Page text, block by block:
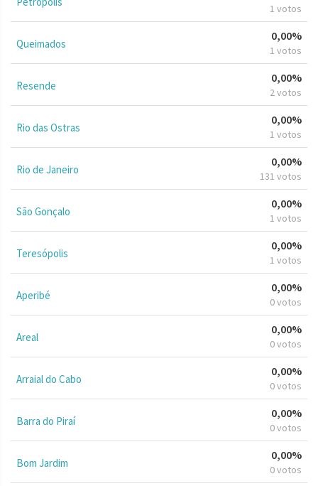
1 votos
Queimados
0,00%
1 votos
Resende
0,00%
2 votos
Rio das Ostras
0,00%
1 votos
Rio de Janeiro
0,00%
131 votos
São Gonçalo
0,00%
1 votos
Teresópolis
0,00%
1 votos
Aperibé
0,00%
0 votos
Areal
0,00%
0 votos
Arraial do Cabo
0,00%
0 votos
Barra do Piraí
0,00%
0 votos
Bom Jardim
0,00%
0 votos